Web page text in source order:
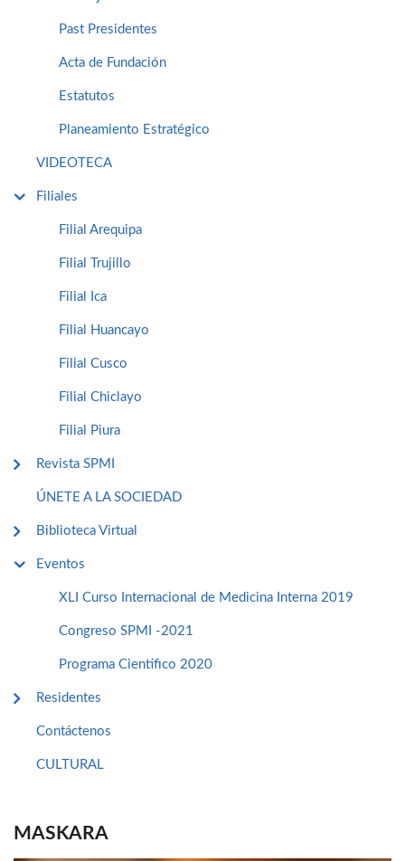
Past Presidentes
Acta de Fundación
Estatutos
Planeamiento Estratégico
VIDEOTECA
Filiales
Filial Arequipa
Filial Trujillo
Filial Ica
Filial Huancayo
Filial Cusco
Filial Chiclayo
Filial Piura
Revista SPMI
ÚNETE A LA SOCIEDAD
Biblioteca Virtual
Eventos
XLI Curso Internacional de Medicina Interna 2019
Congreso SPMI -2021
Programa Cientifico 2020
Residentes
Contáctenos
CULTURAL
MASKARA